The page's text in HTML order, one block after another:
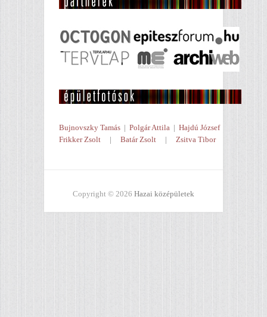
Bujnovszky Tamás | Polgár Attila | Hajdú József
Frikker Zsolt | Batár Zsolt | Zsitva Tibor
Copyright © 2026 Hazai középületek